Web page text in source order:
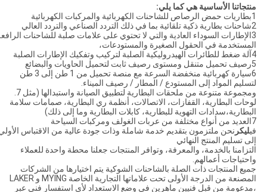
منتجاتنا الأساسية هي كما يلي:
1بطاريات حمض الرصاص للشاحنات الكهربائية والمركبات الكهربائية
2شاحنات بطارية ذكية تلقائية بما في ذلك التردد الصناعي والتردد العالي
3الإطارات السوداء العادية والتي لا تحتوي على علامات صلبة للشاحنات
المستخدمة في الحقول الصغيرة والمستودعات،
4آلة ضغط للطائرات الهيدروليكية الصلبة لتركيب وتفكيك الإطارات الصلبة
5رصيف تحميل متنقل ومستوى رصيف ثابت لتحميل الحاويات والبضائع
6سيارة كهربائية منخفضة السرعة مع منصة تحميل من 1 طن إلى 3 طن
لتسليم المواد إلى المستودع / المطار / رصيف الميناء.
لوحات البطارية، القفازات، الاتصالات، أنظمة ري البطارية، صمامات سلامة
البطارية،سدادات التهوية للبطارية، كابلات البطارية وما إلى ذلك)
7العديد من أنواع مختلفة من عربات الغولف ومركبات السياحة
فيليكر نحن ملتزمون بتقديم خدمة شاملة وذات جودة عالية من الاقتباس
إلى تسليم المنتج النهائي
التزامنا بالخدمة، والمعرفة، وتوافر المنتجات جعلنا محطة واحدة للعملاء
واحتياجات أعمالهم.
جميع المنتجات ذات الصلة بالشاحنات الشوكية يتم اختيارها من الشركات
المصنعة من الدرجة الأولى تحت علاماتها التجارية الخاصة MYING و LAKER
،مدعومة من قبل فنيين ماهرين في وضع الاستعداد لأي استفسار فني عبر